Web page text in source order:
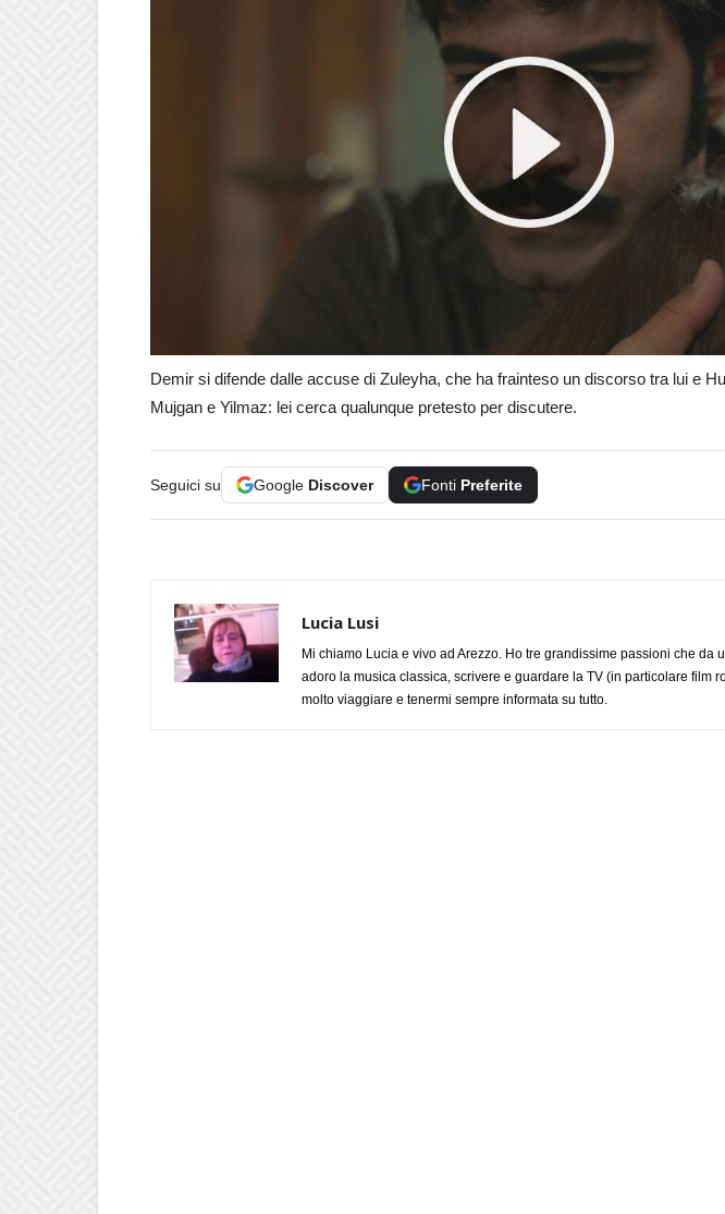
Demir si difende dalle accuse di Zuleyha, che ha frainteso un discorso tra lui e
Mujgan e Yilmaz: lei cerca qualunque pretesto per discutere.
Seguici su Google Discover Fonti Preferite
Lucia Lusi
Mi chiamo Lucia e vivo ad Arezzo. Ho tre grandissime passioni che da
adoro la musica classica, scrivere e guardare la TV (in particolare film
molto viaggiare e tenermi sempre informata su tutto.